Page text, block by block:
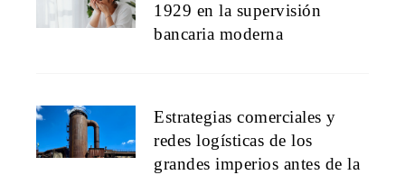
1929 en la supervisión
bancaria moderna
Estrategias comerciales y
redes logísticas de los
grandes imperios antes de la